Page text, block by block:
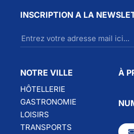
INSCRIPTION A LA
NOTRE VILLE
HÔTELLERIE
GASTRONOMIE
LOISIRS
TRANSPORTS
À